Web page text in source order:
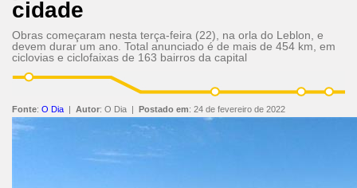
cidade
Obras começaram nesta terça-feira (22), na orla do Leblon, e
devem durar um ano. Total anunciado é de mais de 454 km, em
ciclovias e ciclofaixas de 163 bairros da capital
Fonte: O Dia | Autor: O Dia | Postado em: 24 de fevereiro de 2022